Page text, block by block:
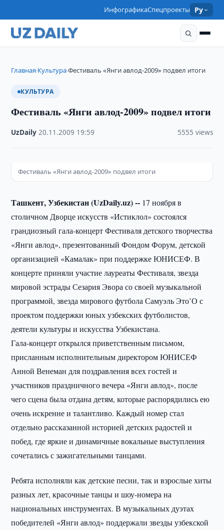
ИнфографикаСпецпроекты Ру
Главная›Культура›Фестиваль «Янги авлод-2009» подвел итоги
КУЛЬТУРА
Фестиваль «Янги авлод-2009» подвел итоги
UzDaily ·20.11.2009 19:59 5555 views
Фестиваль «Янги авлод-2009» подвел итоги
Ташкент, Узбекистан (UzDaily.uz) -- 17 ноября в
столичном Дворце искусств «Истиклол» состоялся
грандиозный гала-концерт Фестиваля детского творчества
«Янги авлод», презентованный Фондом Форум, детской
организацией «Камалак» при поддержке ЮНИСЕФ. В
концерте приняли участие лауреаты Фестиваля, звезда
мировой эстрады Сезария Эвора со своей музыкальной
программой, звезда мирового футбола Самуэль Это’О с
проектом поддержки юных узбекских футболистов,
деятели культуры и искусства Узбекистана.
Гала-концерт открылся приветственным письмом,
присланным исполнительным директором ЮНИСЕФ
Анной Венеман для поздравления всех гостей и
участников праздничного вечера «Янги авлод», после
чего сцена была отдана детям, которые распорядились ею
очень искренне и талантливо. Каждый номер стал
отдельно рассказанной историей детских радостей и
побед, где яркие и динамичные вокальные выступления
сочетались с зажигательными танцами.
Ребята исполняли как детские песни, так и взрослые хиты
разных лет, красочные танцы и шоу-номера на
национальных инструментах. В музыкальных дуэтах
победителей «Янги авлод» поддержали звезды узбекской